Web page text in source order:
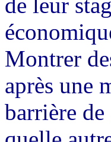
Montrer
après une
barrière